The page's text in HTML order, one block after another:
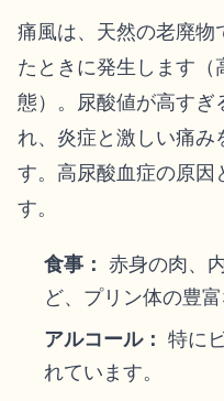
痛風は、天然の老廃物
たときに発生します（
態）。尿酸値が高すぎ
れ、炎症と激しい痛み
す。高尿酸血症の原因
す。
食事： 赤身の肉、
ど、プリン体の豊
アルコール： 特に
れています。